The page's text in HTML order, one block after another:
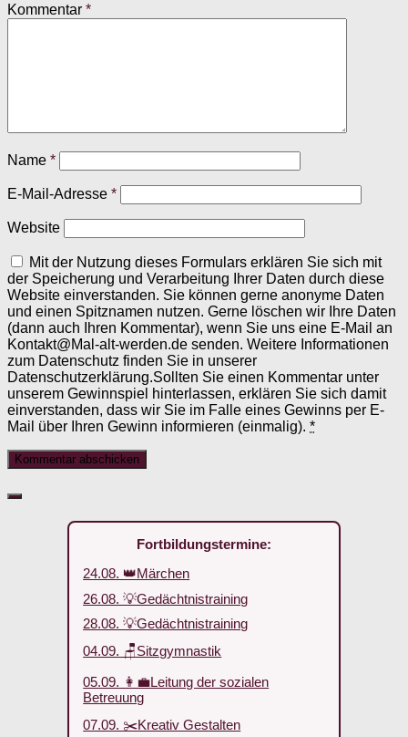
Kommentar *
Name *
E-Mail-Adresse *
Website
Mit der Nutzung dieses Formulars erklären Sie sich mit
der Speicherung und Verarbeitung Ihrer Daten durch diese
Website einverstanden. Sie können gerne anonyme Daten
und einen Spitznamen nutzen. Gerne löschen wir Ihre Daten
(dann auch Ihren Kommentar), wenn Sie uns eine E-Mail an
Kontakt@Mal-alt-werden.de senden. Weitere Informationen
zum Datenschutz finden Sie in unserer
Datenschutzerklärung.Sollten Sie einen Kommentar unter
unserem Gewinnspiel hinterlassen, erklären Sie sich damit
einverstanden, dass wir Sie im Falle eines Gewinns per E-
Mail über Ihren Gewinn informieren (einmalig). *
Fortbildungstermine:
24.08. 👑Märchen
26.08. 💡Gedächtnistraining
28.08. 💡Gedächtnistraining
04.09. 🪑Sitzgymnastik
05.09. 👩‍💼Leitung der sozialen
Betreuung
07.09. ✂️Kreativ Gestalten